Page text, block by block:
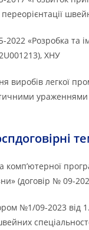
«Розробка та
ХНУ
легкої
комп’ютерної
(договір № 09-
№1/09-2023 від